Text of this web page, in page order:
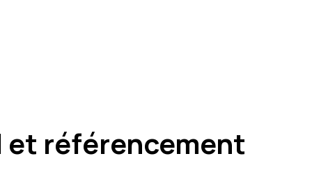
et référencement